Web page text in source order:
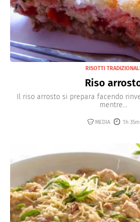
RISOTTI TRADIZIONALI
Riso
Il riso arrosto si prepara facendo
mentre...
MEDIA 1h 35m